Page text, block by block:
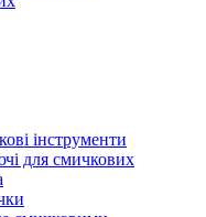
інструменти
для смичкових